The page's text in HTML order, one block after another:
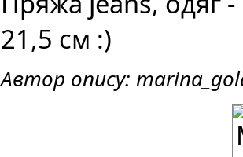
21,5 см :)
Автор опису: